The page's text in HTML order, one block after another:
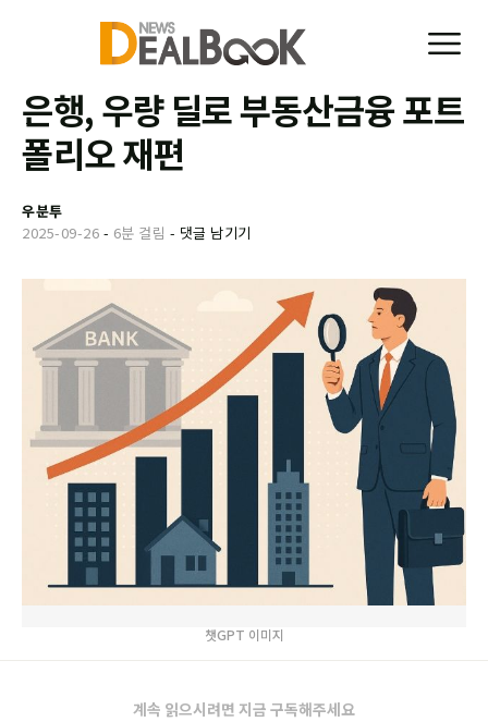
은행, 우량 딜로 부동산금융 포트
폴리오 재편
우분투
2025-09-26 - 6분 걸림 - 댓글 남기기
챗GPT 이미지
계속 읽으시려면 지금 구독해주세요